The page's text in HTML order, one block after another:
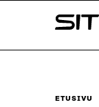
sisältöön
ETUSIVU